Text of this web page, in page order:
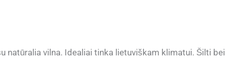
natūralia vilna. Idealiai tinka lietuviškam klimatui. Šilti bei